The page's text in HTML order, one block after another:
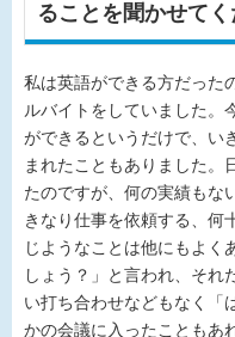
ることを聞かせてく
私は英語ができる方だった
ルバイトをしていました。
ができるというだけで、い
まれたこともありました。
たのですが、何の実績もな
きなり仕事を依頼する、何
じようなことは他にもよく
しょう？」と言われ、それ
い打ち合わせなどもなく「
かの会議に入ったこともあ